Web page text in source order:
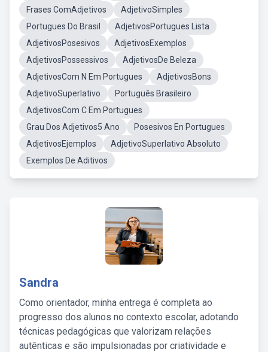
Frases ComAdjetivos
AdjetivoSimples
Portugues Do Brasil
AdjetivosPortugues Lista
AdjetivosPosesivos
AdjetivosExemplos
AdjetivosPossessivos
AdjetivosDe Beleza
AdjetivosCom N Em Portugues
AdjetivosBons
AdjetivoSuperlativo
Português Brasileiro
AdjetivosCom C Em Portugues
Grau Dos Adjetivos5 Ano
Posesivos En Portugues
AdjetivosEjemplos
AdjetivoSuperlativo Absoluto
Exemplos De Aditivos
Sandra
Como orientador, minha entrega é completa ao
progresso dos alunos no contexto escolar, adotando
técnicas pedagógicas que valorizam relações
autênticas e são impulsionadas por criatividade e